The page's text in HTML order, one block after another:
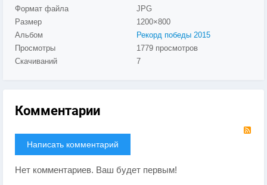
Формат файла
JPG
Размер
1200×800
Альбом
Рекорд победы 2015
Просмотры
1779 просмотров
Скачиваний
7
Комментарии
Написать комментарий
Нет комментариев. Ваш будет первым!